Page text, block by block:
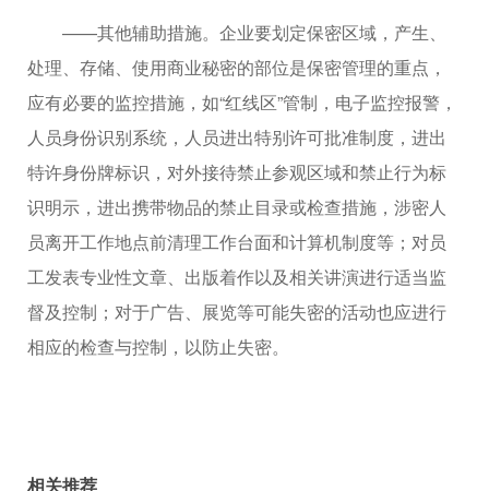
——其他辅助措施。企业要划定保密区域，产生、
处理、存储、使用商业秘密的部位是保密管理的重点，
应有必要的监控措施，如“红线区”管制，电子监控报警，
人员身份识别系统，人员进出特别许可批准制度，进出
特许身份牌标识，对外接待禁止参观区域和禁止行为标
识明示，进出携带物品的禁止目录或检查措施，涉密人
员离开工作地点前清理工作台面和计算机制度等；对员
工发表专业性文章、出版着作以及相关讲演进行适当监
督及控制；对于广告、展览等可能失密的活动也应进行
相应的检查与控制，以防止失密。
相关推荐